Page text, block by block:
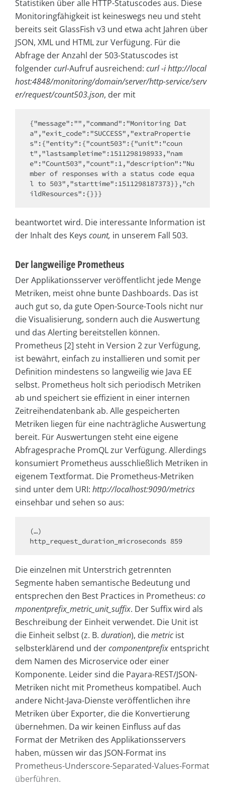
Statistiken über alle HTTP-Statuscodes aus. Diese
Monitoringfähigkeit ist keineswegs neu und steht
bereits seit GlassFish v3 und etwa acht Jahren über
JSON, XML und HTML zur Verfügung. Für die
Abfrage der Anzahl der 503-Statuscodes ist
folgendercurl-Aufruf ausreichend: curl -i http://local
host:4848/monitoring/domain/server/http-service/serv
er/request/count503.json, der mit
{"message":"","command":"Monitoring Dat
a","exit_code":"SUCCESS","extraPropertie
s":{"entity":{"count503":{"unit":"coun
t","lastsampletime":1511298198933,"nam
e":"Count503","count":1,"description":"Nu
mber of responses with a status code equa
l to 503","starttime":1511298187373}},"ch
ildResources":{}}}
beantwortet wird. Die interessante Information ist
der Inhalt des Keys count, in unserem Fall 503.
Der langweilige Prometheus
Der Applikationsserver veröffentlicht jede Menge
Metriken, meist ohne bunte Dashboards. Das ist
auch gut so, da gute Open-Source-Tools nicht nur
die Visualisierung, sondern auch die Auswertung
und das Alerting bereitstellen können.
Prometheus [2] steht in Version 2 zur Verfügung,
ist bewährt, einfach zu installieren und somit per
Definition mindestens so langweilig wie Java EE
selbst. Prometheus holt sich periodisch Metriken
ab und speichert sie effizient in einer internen
Zeitreihendatenbank ab. Alle gespeicherten
Metriken liegen für eine nachträgliche Auswertung
bereit. Für Auswertungen steht eine eigene
Abfragesprache PromQL zur Verfügung. Allerdings
konsumiert Prometheus ausschließlich Metriken in
eigenem Textformat. Die Prometheus-Metriken
sind unter dem URI: http://localhost:9090/metrics
einsehbar und sehen so aus:
(…)
http_request_duration_microseconds 859
Die einzelnen mit Unterstrich getrennten
Segmente haben semantische Bedeutung und
entsprechen den Best Practices in Prometheus: co
mponentprefix_metric_unit_suffix. Der Suffix wird als
Beschreibung der Einheit verwendet. Die Unit ist
die Einheit selbst (z. B. duration), diemetricist
selbsterklärend und dercomponentprefix entspricht
dem Namen des Microservice oder einer
Komponente. Leider sind die Payara-REST/JSON-
Metriken nicht mit Prometheus kompatibel. Auch
andere Nicht-Java-Dienste veröffentlichen ihre
Metriken über Exporter, die die Konvertierung
übernehmen. Da wir keinen Einfluss auf das
Format der Metriken des Applikationsservers
haben, müssen wir das JSON-Format ins
Prometheus-Underscore-Separated-Values-Format
überführen.